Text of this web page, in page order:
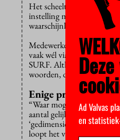
Het scheelt dat studenten
instelling maken.
waarschijnlijk zelfs minder
Medewerkers zijn een
vaak wél via servers van
SURF. Althans, de
woorden, de
Enige probleem
“Waar mogelijk een
aantal gelijktijdige
‘gedimensioneerd’ op het
loopt het vast.
Ad Valvas
en